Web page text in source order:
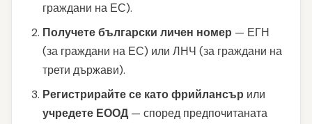
граждани на ЕС).
Получете български личен номер — ЕГН
(за граждани на ЕС) или ЛНЧ (за граждани на
трети държави).
Регистрирайте се като фрийлансър или
учредете ЕООД — според предпочитаната